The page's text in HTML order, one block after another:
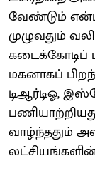
வேண்டும்
முழுவதும்
கடைக்கோடிப்
மகனாகப்
டிஆர்டிஓ,
வாழ்ந்ததும்